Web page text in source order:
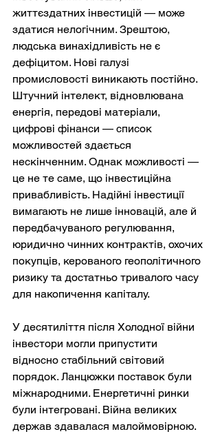
життєздатних інвестицій — може
здатися нелогічним. Зрештою,
людська винахідливість не є
дефіцитом. Нові галузі
промисловості виникають постійно.
Штучний інтелект, відновлювана
енергія, передові матеріали,
цифрові фінанси — список
можливостей здається
нескінченним. Однак можливості —
це не те саме, що інвестиційна
привабливість. Надійні інвестиції
вимагають не лише інновацій, але й
передбачуваного регулювання,
юридично чинних контрактів, охочих
покупців, керованого геополітичного
ризику та достатньо тривалого часу
для накопичення капіталу.
У десятиліття після Холодної війни
інвестори могли припустити
відносно стабільний світовий
порядок. Ланцюжки поставок були
міжнародними. Енергетичні ринки
були інтегровані. Війна великих
держав здавалася малоймовірною.